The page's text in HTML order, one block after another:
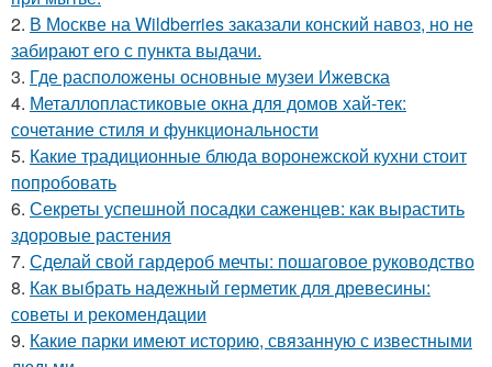
2. В Москве на Wildberries заказали конский навоз, но не
забирают его с пункта выдачи.
3. Где расположены основные музеи Ижевска
4. Металлопластиковые окна для домов хай-тек:
сочетание стиля и функциональности
5. Какие традиционные блюда воронежской кухни стоит
попробовать
6. Секреты успешной посадки саженцев: как вырастить
здоровые растения
7. Сделай свой гардероб мечты: пошаговое руководство
8. Как выбрать надежный герметик для древесины:
советы и рекомендации
9. Какие парки имеют историю, связанную с известными